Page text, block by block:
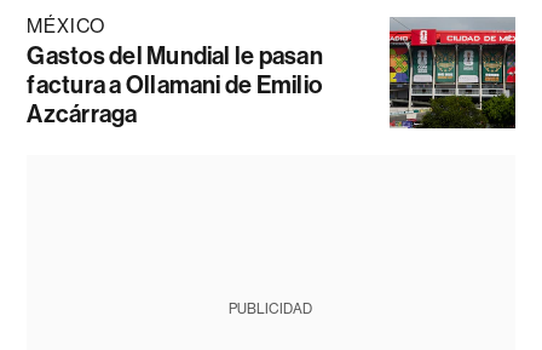
MÉXICO
Gastos del Mundial le pasan
factura a Ollamani de Emilio
Azcárraga
PUBLICIDAD